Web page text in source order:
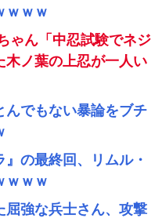
ｗｗｗ
ゃん「中忍試験でネジ
木ノ葉の上忍が一人い
んでもない暴論をブチ
』の最終回、リムル・
ｗｗｗ
屈強な兵士さん、攻撃